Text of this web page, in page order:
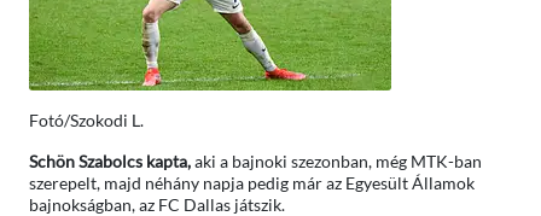
Fotó/Szokodi L.
Schön Szabolcs kapta,aki a bajnoki szezonban, még MTK-ban
szerepelt, majd néhány napja pedig már az Egyesült Államok
bajnokságban, az FC Dallas játszik.